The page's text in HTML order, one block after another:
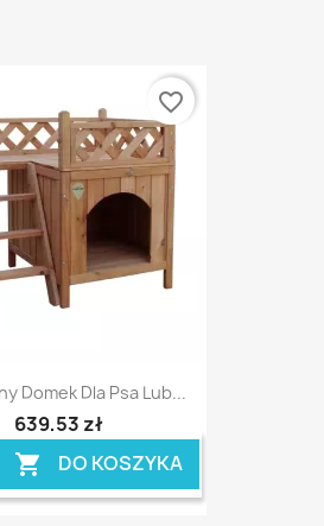
Domek Dla Psa Lub...
639,53 zł
 DO KOSZYKA
favorite_border